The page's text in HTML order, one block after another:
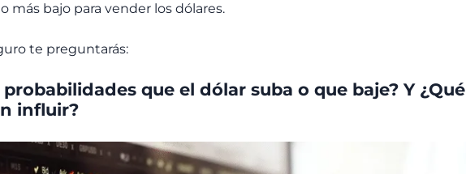
más bajo para vender los dólares.
te preguntarás:
probabilidades que el dólar suba o que baje? Y ¿Qué
influir?